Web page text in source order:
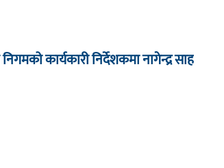
कार्यकारी निर्देशकमा नागेन्द्र साह